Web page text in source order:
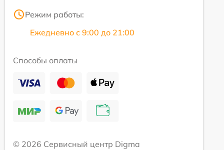
Режим работы:
Ежедневно с 9:00 до 21:00
Способы оплаты
© 2026 Сервисный центр Digma